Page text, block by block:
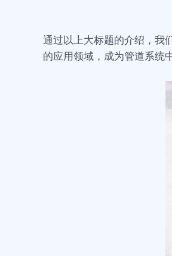
通过以上大标题的介绍，我
的应用领域，成为管道系统